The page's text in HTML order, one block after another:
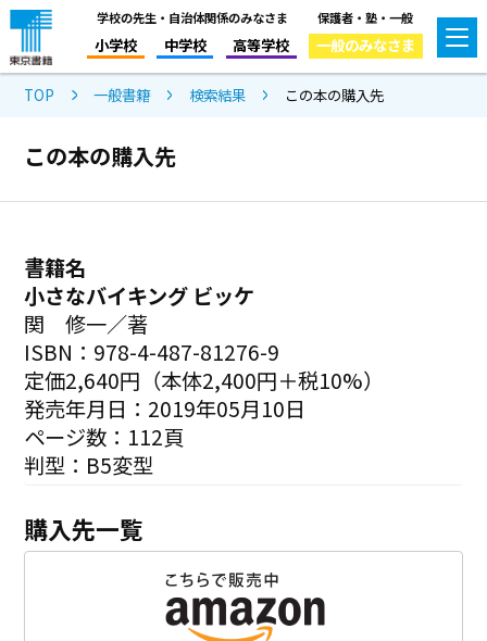
学校の先生・自治体関係のみなさま
小学校 中学校 高等学校
保護者・塾・一般
一般のみなさま
TOP 一般書籍 検索結果 この本の購入先
この本の購入先
書籍名
小さなバイキング ビッケ
関 修一／著
ISBN：978-4-487-81276-9
定価2,640円（本体2,400円＋税10%）
発売年月日：2019年05月10日
ページ数：112頁
判型：B5変型
購入先一覧